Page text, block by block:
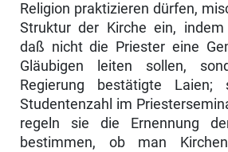
Religion prak­tizieren dürfen,
Struktur der Kirche ein, indem
daß nicht die Priester eine
Gläubigen leiten sollen,
Regierung bestätigte
Studen­tenzahl im
regeln sie die Ernennung
bestimmen, ob man